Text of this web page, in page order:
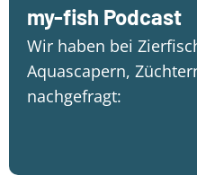
my-fish Podcast
Wir haben bei
Aquascapern,
nachgefragt: